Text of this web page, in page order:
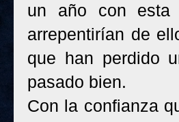
un año con
arrepentirían de
que han perdido
pasado bien.
Con la confianza